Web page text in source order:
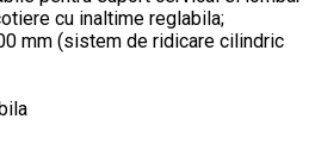
cu inaltime reglabila;
mm (sistem de ridicare cilindric